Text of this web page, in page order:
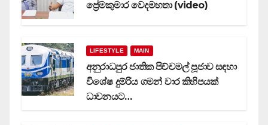
ප්‍රේමකුමාර වෙදමහතා (video)
LIFESTYLE MAIN
අනුරාධපුර ජාතික පිච්චමල් පූජාව සඳහා
විශේෂ දුම්රිය ගමන් වාර කිහිපයක්
ධාවනයට…